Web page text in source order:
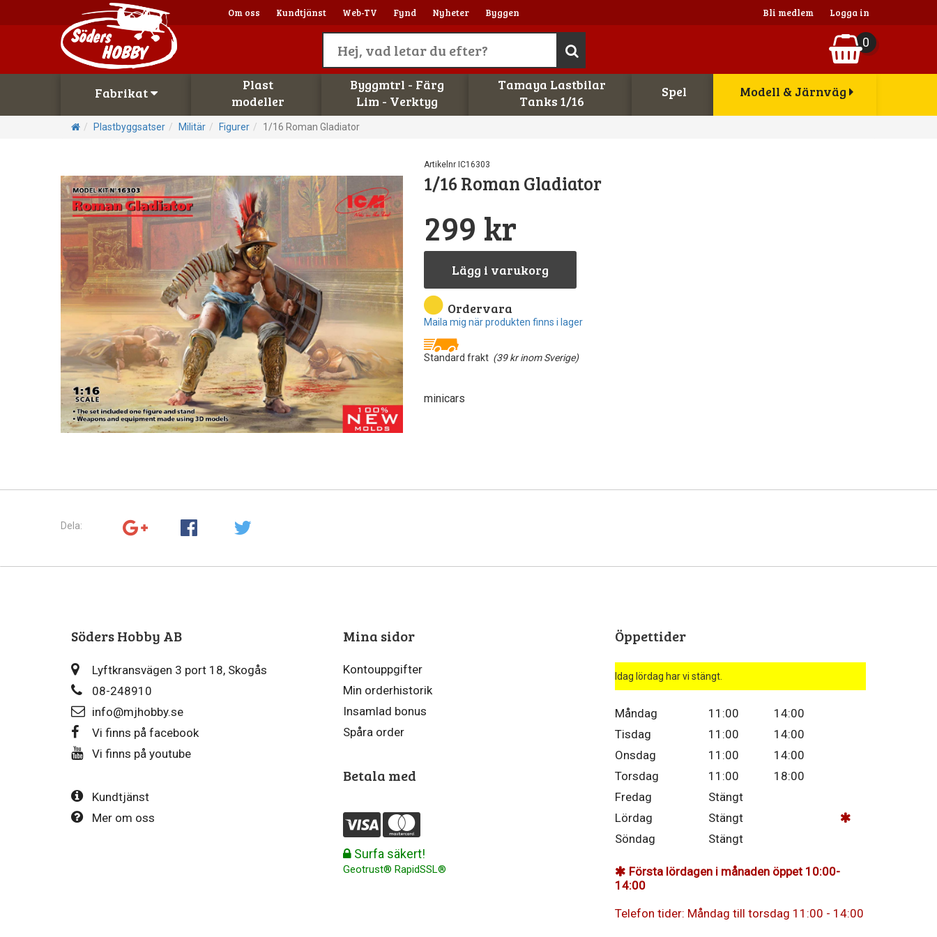
Om oss Kundtjänst Web-TV Fynd Nyheter Byggen Bli medlem Logga in
0
Fabrikat
Plast
modeller
Byggmtrl - Färg
Lim - Verktyg
Tamaya Lastbilar
Tanks 1/16
Spel Modell & Järnväg
Plastbyggsatser Militär Figurer 1/16 Roman Gladiator
Artikelnr IC16303
1/16 Roman Gladiator
299 kr
Lägg i varukorg
Ordervara
Maila mig när produkten finns i lager
Standard frakt (39 kr inom Sverige)
minicars
Dela:
Söders Hobby AB
Lyftkransvägen 3 port 18, Skogås
08-248910
info@mjhobby.se
Vi finns på facebook
Vi finns på youtube
Kundtjänst
Mer om oss
Mina sidor
Kontouppgifter
Min orderhistorik
Insamlad bonus
Spåra order
Betala med
Surfa säkert!
Geotrust® RapidSSL®
Öppettider
Idag lördag har vi stängt.
Måndag 11:00
14:00
Tisdag
11:00
14:00
Onsdag
11:00
14:00
Torsdag
11:00
18:00
Fredag
Stängt
Lördag
Stängt
Söndag
Stängt
Första lördagen i månaden öppet 10:00-
14:00
Telefon tider: Måndag till torsdag 11:00 - 14:00